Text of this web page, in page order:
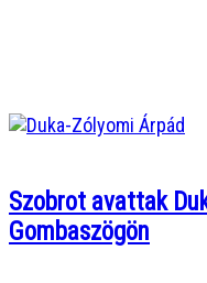
Szobrot avattak
Gombaszögön